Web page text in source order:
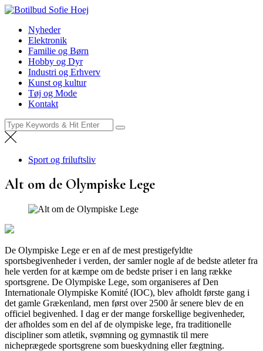
Skip
content
NyhederNyheder
Elektronik
Familie og Børn
Hobby og Dyr
Industri og Erhverv
Kunst og kultur
Tøj og Mode
Kontakt
Search
for:
Sport og friluftsliv
Alt om de Olympiske Lege
De Olympiske Lege er en af de mest prestigefyldte
sportsbegivenheder i verden, der samler nogle af de bedste atleter fra
hele verden for at kæmpe om de bedste priser i en lang række
sportsgrene. De Olympiske Lege, som organiseres af Den
Internationale Olympiske Komité (IOC), blev afholdt første gang i
det gamle Grækenland, men først over 2500 år senere blev de en
officiel begivenhed. I dag er der mange forskellige begivenheder,
der afholdes som en del af de olympiske lege, fra traditionelle
discipliner som atletik, svømning og gymnastik til mere
nicheprægede sportsgrene som bueskydning eller fægtning.